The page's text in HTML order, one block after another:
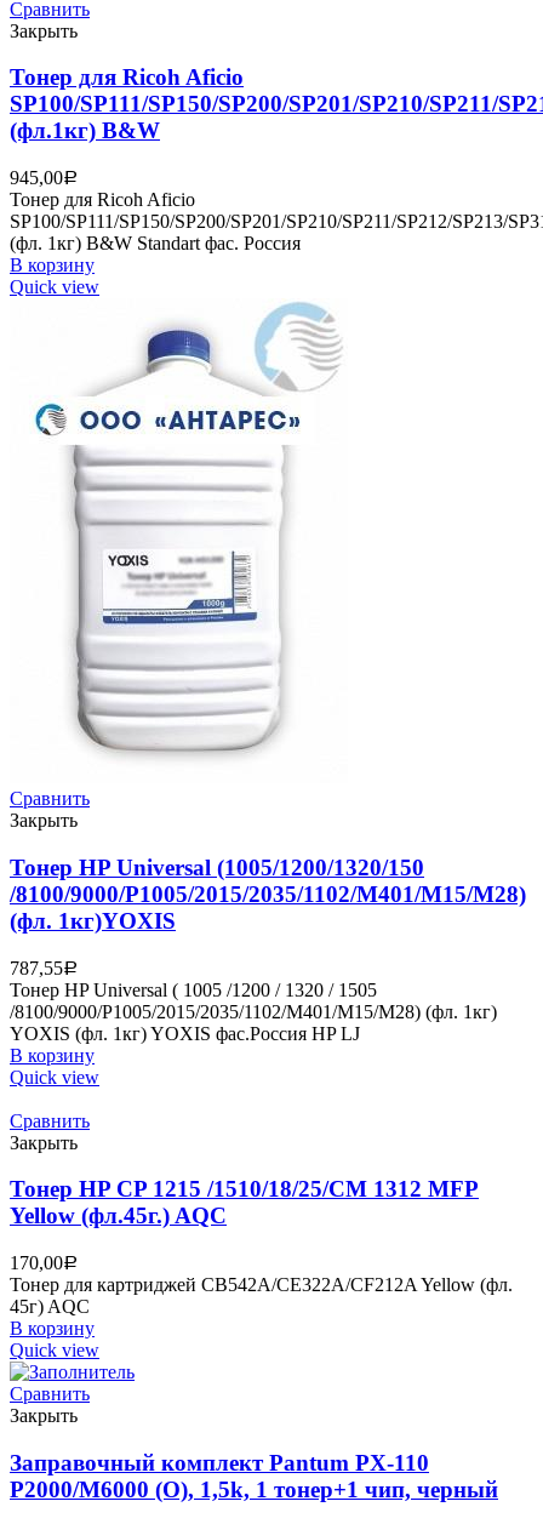
Сравнить
Закрыть
Тонер для Ricoh Aficio
SP100/SP111/SP150/SP200/SP201/SP210/SP211/
(фл.1кг) B&W
945,00Р
Тонер для Ricoh Aficio
SP100/SP111/SP150/SP200/SP201/SP210/SP211/SP212/SP213/
(фл. 1кг) B&W Standart фас. Россия
В корзину
Quick view
Сравнить
Закрыть
Тонер HP Universal (1005/1200/1320/150
/8100/9000/P1005/2015/2035/1102/M401/M15/M28)
(фл. 1кг)YOXIS
787,55Р
Тонер HP Universal ( 1005 /1200 / 1320 / 1505
/8100/9000/P1005/2015/2035/1102/M401/M15/M28) (фл. 1кг)
YOXIS (фл. 1кг) YOXIS фас.Россия HP LJ
В корзину
Quick view
Сравнить
Закрыть
Тонер HP CP 1215 /1510/18/25/CM 1312 MFP
Yellow (фл.45г.) AQC
170,00Р
Тонер для картриджей CB542A/CE322A/CF212A Yellow (фл.
45г) AQC
В корзину
Quick view
Сравнить
Закрыть
Заправочный комплект Pantum PX-110
P2000/M6000 (О), 1,5k, 1 тонер+1 чип, черный